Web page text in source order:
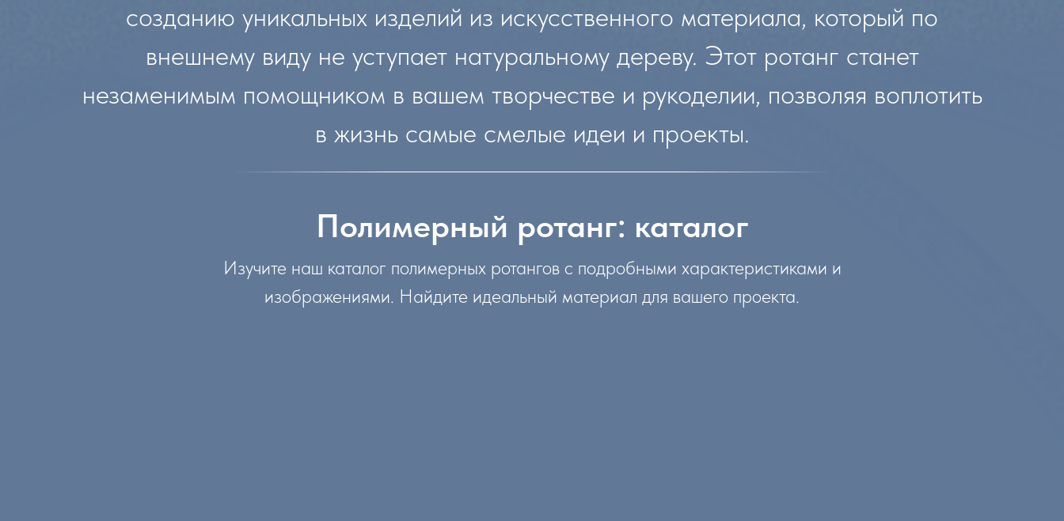
созданию уникальных изделий из искусственного материала, который по
внешнему виду не уступает натуральному дереву. Этот ротанг станет
незаменимым помощником в вашем творчестве и рукоделии, позволяя воплотить
в жизнь самые смелые идеи и проекты.
Полимерный ротанг: каталог
Изучите наш каталог полимерных ротангов с подробными характеристиками и
изображениями. Найдите идеальный материал для вашего проекта.